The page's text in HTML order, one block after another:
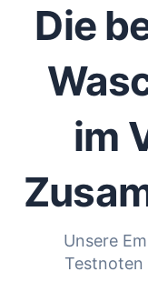
Die
im
Unsere
Testnoten